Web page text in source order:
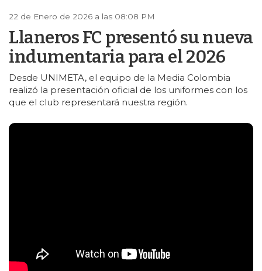
22 de Enero de 2026 a las 08:08 PM
Llaneros FC presentó su nueva
indumentaria para el 2026
Desde UNIMETA, el equipo de la Media Colombia
realizó la presentación oficial de los uniformes con los
que el club representará nuestra región.